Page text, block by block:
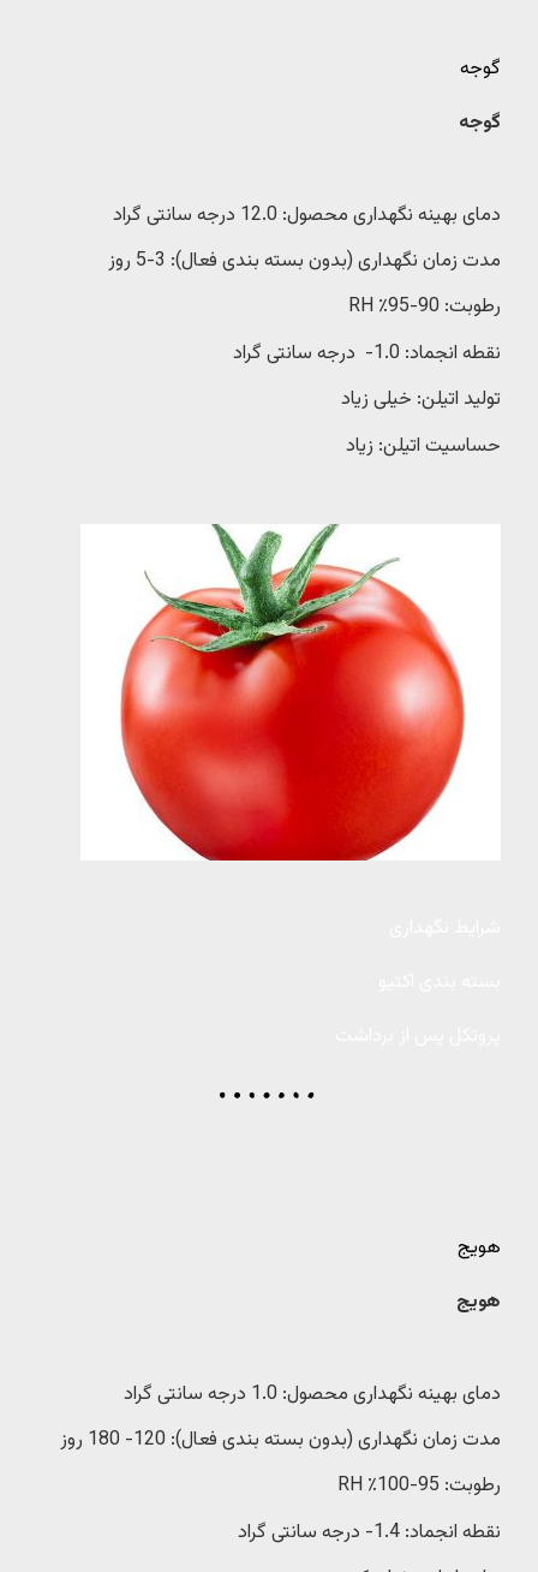
گوجه
گوجه
دمای بهینه نگهداری محصول: 12.0 درجه سانتی گراد
مدت زمان نگهداری (بدون بسته بندی فعال): 3-5 روز
رطوبت: 90-95٪ RH
نقطه انجماد: 1.0- درجه سانتی گراد
تولید اتیلن: خیلی زیاد
حساسیت اتیلن: زیاد
هویج
هویج
دمای بهینه نگهداری محصول: 1.0 درجه سانتی گراد
مدت زمان نگهداری (بدون بسته بندی فعال): 120- 180 روز
رطوبت: 95-100٪ RH
نقطه انجماد: 1.4- درجه سانتی گراد